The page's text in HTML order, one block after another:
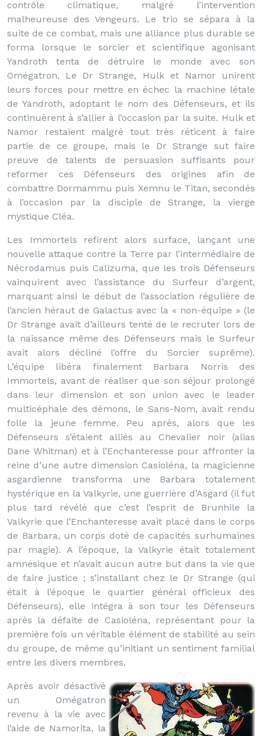
contrôle climatique, malgré l’intervention
malheureuse des Vengeurs. Le trio se sépara à la
suite de ce combat, mais une alliance plus durable se
forma lorsque le sorcier et scientifique agonisant
Yandroth tenta de détruire le monde avec son
Omégatron. Le Dr Strange, Hulk et Namor unirent
leurs forces pour mettre en échec la machine létale
de Yandroth, adoptant le nom des Défenseurs, et ils
continuèrent à s’allier à l’occasion par la suite. Hulk et
Namor restaient malgré tout très réticent à faire
partie de ce groupe, mais le Dr Strange sut faire
preuve de talents de persuasion suffisants pour
reformer ces Défenseurs des origines afin de
combattre Dormammu puis Xemnu le Titan, secondés
à l’occasion par la disciple de Strange, la vierge
mystique Cléa.
Les Immortels refirent alors surface, lançant une
nouvelle attaque contre la Terre par l’intermédiaire de
Nécrodamus puis Calizuma, que les trois Défenseurs
vainquirent avec l’assistance du Surfeur d’argent,
marquant ainsi le début de l’association régulière de
l’ancien héraut de Galactus avec la « non-équipe » (le
Dr Strange avait d’ailleurs tenté de le recruter lors de
la naissance même des Défenseurs mais le Surfeur
avait alors décliné l’offre du Sorcier suprême).
L’équipe libéra finalement Barbara Norris des
Immortels, avant de réaliser que son séjour prolongé
dans leur dimension et son union avec le leader
multicéphale des démons, le Sans-Nom, avait rendu
folle la jeune femme. Peu après, alors que les
Défenseurs s’étaient alliés au Chevalier noir (alias
Dane Whitman) et à l’Enchanteresse pour affronter la
reine d’une autre dimension Casioléna, la magicienne
asgardienne transforma une Barbara totalement
hystérique en la Valkyrie, une guerrière d’Asgard (il fut
plus tard révélé que c’est l’esprit de Brunhile la
Valkyrie que l’Enchanteresse avait placé dans le corps
de Barbara, un corps doté de capacités surhumaines
par magie). A l’époque, la Valkyrie était totalement
amnésique et n’avait aucun autre but dans la vie que
de faire justice ; s’installant chez le Dr Strange (qui
était à l’époque le quartier général officieux des
Défenseurs), elle intégra à son tour les Défenseurs
après la défaite de Casioléna, représentant pour la
première fois un véritable élément de stabilité au sein
du groupe, de même qu’initiant un sentiment familial
entre les divers membres.
Après avoir désactivé
un Omégatron
revenu à la vie avec
l’aide de Namorita, la